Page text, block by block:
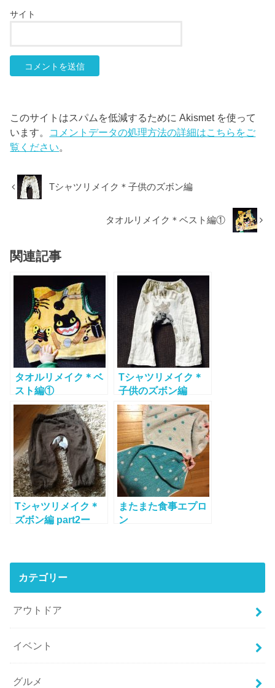
サイト
このサイトはスパムを低減するために Akismet を使って
います。 コメントデータの処理方法の詳細はこちらをご
覧ください。
Tシャツリメイク＊子供のズボン編
タオルリメイク＊ベスト編①
関連記事
タオルリメイク＊ベ
スト編①
Tシャツリメイク＊
子供のズボン編
Tシャツリメイク＊
ズボン編 part2ー
またまた食事エプロ
ン
カテゴリー
アウトドア
イベント
グルメ